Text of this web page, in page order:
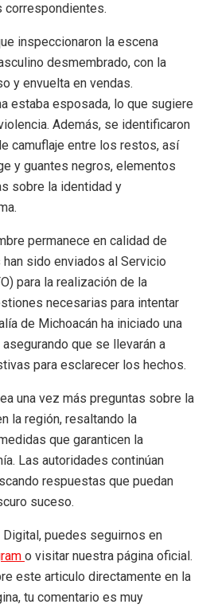
correspondientes.
inspeccionaron la escena
desmembrado, con la
y envuelta en vendas.
estaba esposada, lo que sugiere
Además, se identificaron
camuflaje entre los restos, así
y guantes negros, elementos
sobre la identidad y
permanece en calidad de
sido enviados al Servicio
para la realización de la
necesarias para intentar
de Michoacán ha iniciado una
que se llevarán a
para esclarecer los hechos.
una vez más preguntas sobre la
la región, resaltando la
que garanticen la
Las autoridades continúan
respuestas que puedan
suceso.
Digital, puedes seguirnos en
o visitar nuestra página oficial.
este articulo directamente en la
tu comentario es muy